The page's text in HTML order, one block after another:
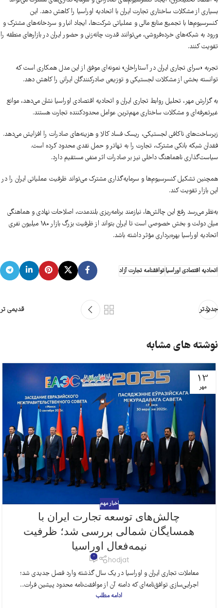
بسیاری از مشکلات ساختاری تجارت ایران با اتحادیه اوراسیا را کاهش دهد. این
کنسرسیوم‌ها با تجمیع منابع مالی و عملیاتی شرکت‌ها، ایجاد انبار و سردخانه‌های مشترک و
ورود به شبکه‌های خرده‌فروشی، می‌توانند قدرت چانه‌زنی و حضور ایران در بازارهای منطقه را
تقویت کنند.
تجربه «سرای تجاری ایران در آستاراخان» نمونه‌ای موفق از این مدل همکاری است که
توانسته بخشی از مشکلات لجستیکی و توزیعی صادرکنندگان ایرانی را کاهش دهد.
به گزارش مهر، تحلیل روابط تجاری ایران و اتحادیه اقتصادی اوراسیا نشان می‌دهد، موانع
غیرتعرفه‌ای و مشکلات ساختاری مهم‌ترین عوامل محدودکننده تجارت هستند.
زیرساخت‌های ناکافی لجستیکی، ریسک فساد کالا و هزینه‌های صادرات را افزایش می‌دهد.
فقدان شبکه بانکی مشترک، تجارت را به تهاتر و حمل نقدی محدود کرده است.
سیاست‌گذاری ناهماهنگ داخلی نیز بر صادرات اثر منفی مستقیم دارد.
همچنین تشکیل کنسرسیوم‌ها و سرمایه‌گذاری مشترک می‌تواند ظرفیت عملیاتی ایران را در
این بازار تقویت کند.
به‌نظر می‌رسد رفع این چالش‌ها، نیازمند برنامه‌ریزی بلندمدت، اصلاحات نهادی و هماهنگی
میان دولت و بخش خصوصی است تا ایران بتواند از ظرفیت بزرگ بازار ۱۸۰ میلیون نفری
اتحادیه اوراسیا بهره‌برداری مؤثر داشته باشد.
اتحادیه اقتصادی اوراسیاتوافقنامه تجارت آزاد
جدیدتر قدیمی تر
نوشته های مشابه
13
مهر
اخبار مهم
چالش‌های توسعه تجارت ایران با
همسایگان شمالی بررسی شد؛ ظرفیت
نیمه‌فعال اوراسیا
hodjat
0
معاملات تجاری ایران و اوراسیا در یک سال گذشته وارد فصل جدیدی شد؛
اجرایی‌سازی توافق‌نامه‌ای که دامنه‌ آن از موافقت‌نامه محدود پیشین فرات...
ادامه مطلب